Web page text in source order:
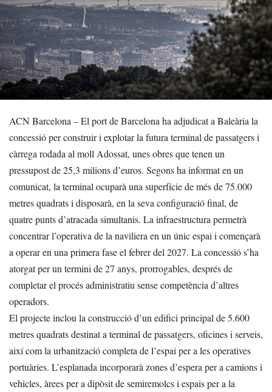
ACN Barcelona – El port de Barcelona ha adjudicat a Baleària la
concessió per construir i explotar la futura terminal de passatgers i
càrrega rodada al moll Adossat, unes obres que tenen un
pressupost de 25,3 milions d’euros. Segons ha informat en un
comunicat, la terminal ocuparà una superfície de més de 75.000
metres quadrats i disposarà, en la seva configuració final, de
quatre punts d’atracada simultanis. La infraestructura permetrà
concentrar l’operativa de la naviliera en un únic espai i començarà
a operar en una primera fase el febrer del 2027. La concessió s’ha
atorgat per un termini de 27 anys, prorrogables, després de
completar el procés administratiu sense competència d’altres
operadors.
El projecte inclou la construcció d’un edifici principal de 5.600
metres quadrats destinat a terminal de passatgers, oficines i serveis,
així com la urbanització completa de l’espai per a les operatives
portuàries. L’esplanada incorporarà zones d’espera per a camions i
vehicles, àrees per a dipòsit de semiremolcs i espais per a la